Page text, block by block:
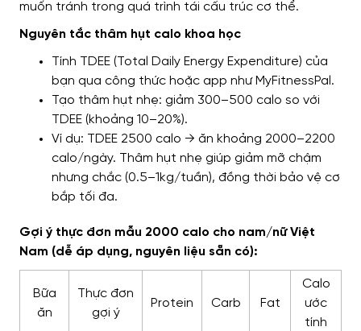
muốn tránh trong quá trình tái cấu trúc cơ thể.
Nguyên tắc thâm hụt calo khoa học
Tính TDEE (Total Daily Energy Expenditure) của
bạn qua công thức hoặc app như MyFitnessPal.
Tạo thâm hụt nhẹ: giảm 300–500 calo so với
TDEE (khoảng 10–20%).
Ví dụ: TDEE 2500 calo → ăn khoảng 2000–2200
calo/ngày. Thâm hụt nhẹ giúp giảm mỡ chậm
nhưng chắc (0.5–1kg/tuần), đồng thời bảo vệ cơ
bắp tối đa.
Gợi ý thực đơn mẫu 2000 calo cho nam/nữ Việt
Nam (dễ áp dụng, nguyên liệu sẵn có):
Bữa
ăn
Thực đơn
gợi ý
Protein Carb Fat
Calo
ước
tính